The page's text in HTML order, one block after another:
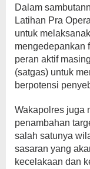
Dalam
Latihan Pra
untuk
mengedepankan
peran aktif
(satgas) untuk
berpotensi
Wakapolres juga
penambahan
salah satunya
sasaran yang
kecelakaan dan